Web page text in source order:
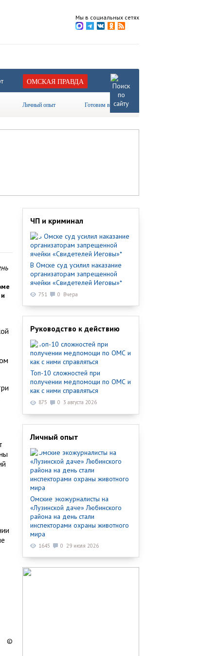
Мы в социальных сетях
ОМСКАЯ ПРАВДА
Личный опыт Готовим вместе
©
ЧП и криминал
В Омске суд усилил наказание
организаторам запрещенной
ячейки «Свидетелей Иеговы»*
751 0 Вчера
Руководство к действию
Топ-10 сложностей при
получении медпомощи по ОМС и
как с ними справляться
875 0 3 августа 2026
Личный опыт
Омские экожурналисты на
«Лузинской даче» Любинского
района на день стали
инспекторами охраны животного
мира
1645 0 29 июля 2026